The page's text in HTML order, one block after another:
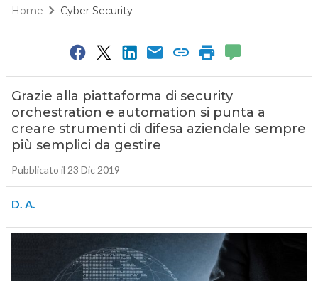
Home Cyber Security
Grazie alla piattaforma di security
orchestration e automation si punta a
creare strumenti di difesa aziendale sempre
più semplici da gestire
Pubblicato il 23 Dic 2019
D. A.